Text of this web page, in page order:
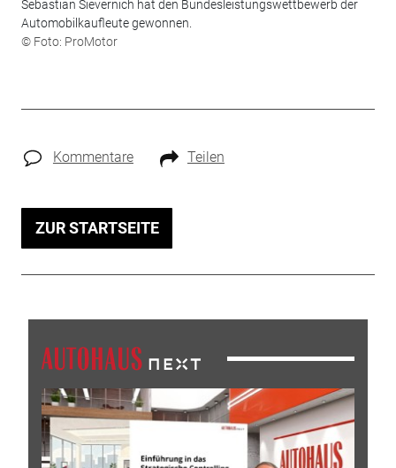
Sebastian Sievernich hat den Bundesleistungswettbewerb der
Automobilkaufleute gewonnen.
© Foto: ProMotor
Kommentare Teilen
ZUR STARTSEITE